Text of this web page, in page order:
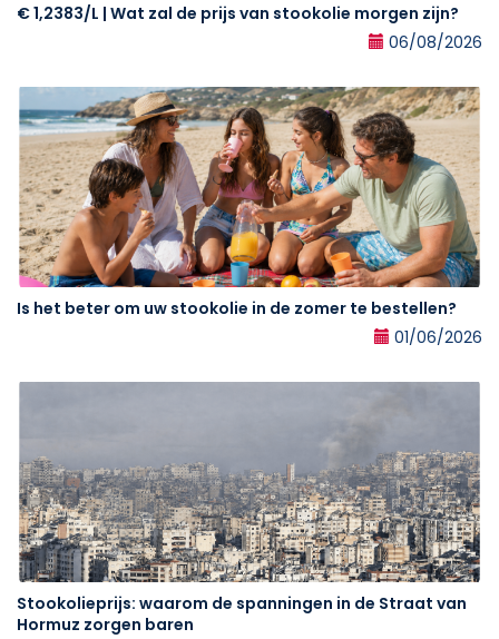
€ 1,2383/L | Wat zal de prijs van stookolie morgen zijn?
06/08/2026
Is het beter om uw stookolie in de zomer te bestellen?
01/06/2026
Stookolieprijs: waarom de spanningen in de Straat van
Hormuz zorgen baren